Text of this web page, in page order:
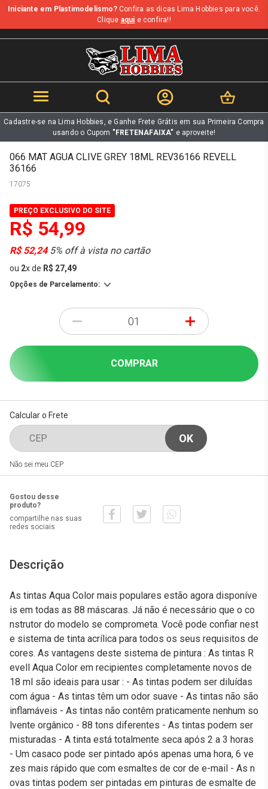
b
Iniciante em Plastimodelismo?Confira as dicas Lima Hobbies para você.
Clique aqui e confira!!
Cadastre-se na Lima Hobbies, e Ganhe Frete Grátis em sua Primeira Compra
usando o Cupom "FRETENAFAIXA" e aproveite!
066 MAT AGUA CLIVE GREY 18ML REV36166 REVELL
36166
17075
PREÇO EXCLUSIVO DO SITE
R$ 54,99
R$ 52,245% off à vista no cartão
ou 2xde R$ 27,49
Opções de Parcelamento:
- +
COMPRAR
Calcular o Frete
Não sei meu CEP
Gostou desse
produto?
compartilhe nas suas
redes sociais
Descrição
As tintas Aqua Color mais populares estão agora disponíve
is em todas as 88 máscaras. Já não é necessário que o co
nstrutor do modelo se comprometa. Você pode confiar nest
e sistema de tinta acrílica para todos os seus requisitos de
cores. As vantagens deste sistema de pintura : As tintas R
evell Aqua Color em recipientes completamente novos de
18 ml são ideais para usar : - As tintas podem ser diluídas
com água - As tintas têm um odor suave - As tintas não são
inflamáveis - As tintas não contêm praticamente nenhum so
lvente orgânico - 88 tons diferentes - As tintas podem ser
misturadas - A tinta está totalmente seca após 2 a 3 horas
- Um casaco pode ser pintado após apenas uma hora, 6 ve
zes mais rápido que com esmaltes de cor de e-mail - As n
ovas tintas podem ser pintadas em pinturas de esmalte de